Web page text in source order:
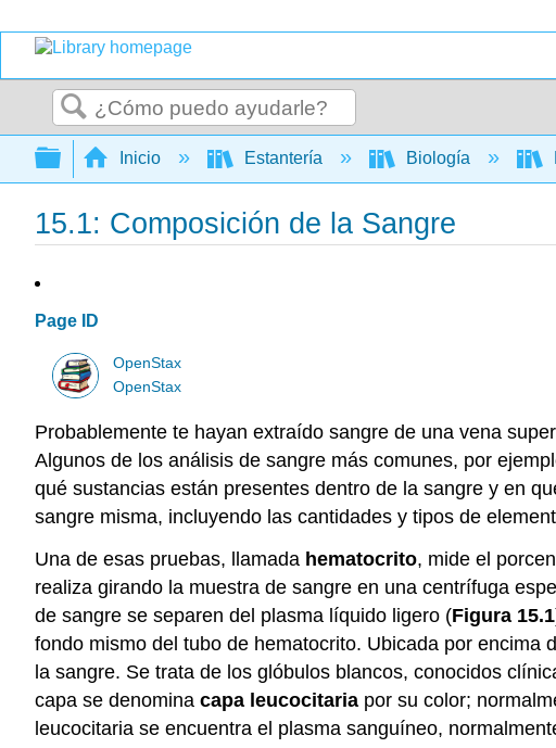
Buscar
Expandir/contraer jerarquía global
Inicio Estantería Biología
15.1: Composición de la Sangre
Page ID
OpenStax
OpenStax
Probablemente te hayan extraído sangre de una vena
Algunos de los análisis de sangre más comunes, por
qué sustancias están presentes dentro de la sangre y en
sangre misma, incluyendo las cantidades y tipos de
Una de esas pruebas, llamada hematocrito, mide el
realiza girando la muestra de sangre en una centrífuga
de sangre se separen del plasma líquido ligero (Figura 15.1
fondo mismo del tubo de hematocrito. Ubicada por
la sangre. Se trata de los glóbulos blancos, conocidos
capa se denomina capa leucocitaria por su color;
leucocitaria se encuentra el plasma sanguíneo,